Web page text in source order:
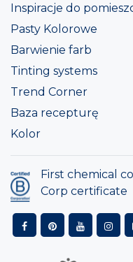
Inspiracje do
Pasty Kolorowe
Barwienie farb
Tinting systems
Trend Corner
Baza recepturę
Kolor
First chemical
Corp certificate